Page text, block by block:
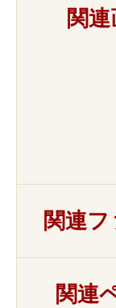
関
関連
関連